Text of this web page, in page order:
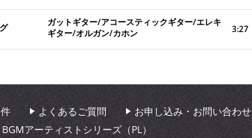
ガットギター/アコースティックギター/エレキ
ギター/オルガン/カホン
3:27
よくあるご質問
お申し込み・お問い合わせ
BGMアーティストシリーズ（PL）